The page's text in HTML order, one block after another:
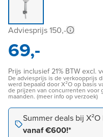
Adviesprijs 150,-
69,-
Prijs inclusief 21% BTW excl.
De adviesprijs is de verkoopprijs
werd bepaald door X²O op basis
de prijzen van concurrenten
maanden. (meer info op verzoek)
Summer deals bij X²O
vanaf €600!*